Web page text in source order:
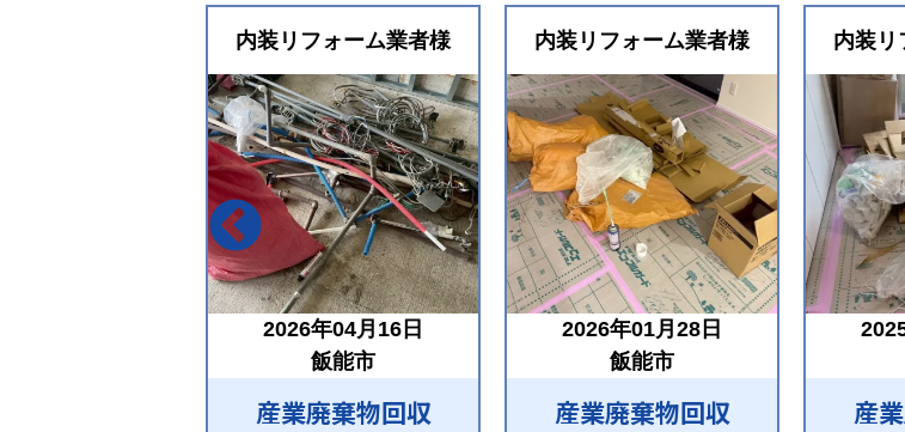
内装リフォーム業者様
2026年04月16日
飯能市
産業廃棄物回収
内装リフォーム業者様
2026年01月28日
飯能市
産業廃棄物回収
内装リ
産